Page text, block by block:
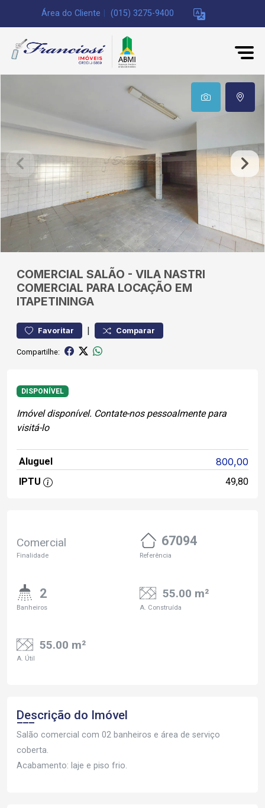
Área do Cliente (015) 3275-9400
COMERCIAL SALÃO - VILA NASTRI
COMERCIAL PARA LOCAÇÃO EM
ITAPETININGA
Favoritar | Comparar
Compartilhe:
DISPONÍVEL
Imóvel disponível. Contate-nos pessoalmente para
visitá-lo
Aluguel 800,00
IPTU 49,80
Comercial
Finalidade
67094
Referência
2
Banheiros
55.00 m²
A. Construída
55.00 m²
A. Útil
Descrição do Imóvel
Salão comercial com 02 banheiros e área de serviço
coberta.
Acabamento: laje e piso frio.